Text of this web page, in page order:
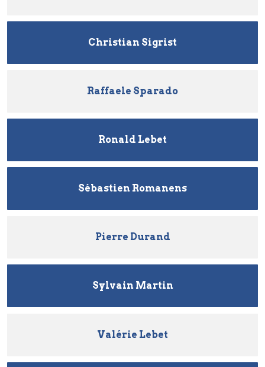
Christian Sigrist
Raffaele Sparado
Ronald Lebet
Sébastien Romanens
Pierre Durand
Sylvain Martin
Valérie Lebet